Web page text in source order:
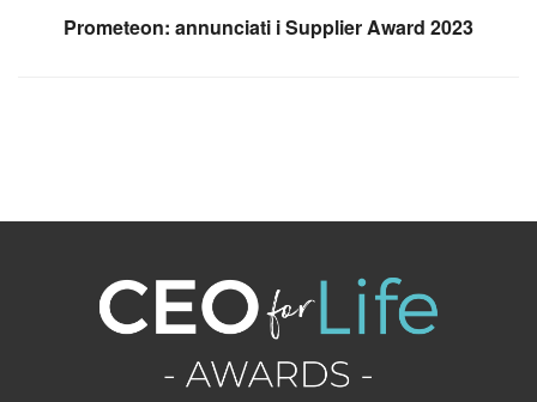
Prometeon: annunciati i Supplier Award 2023